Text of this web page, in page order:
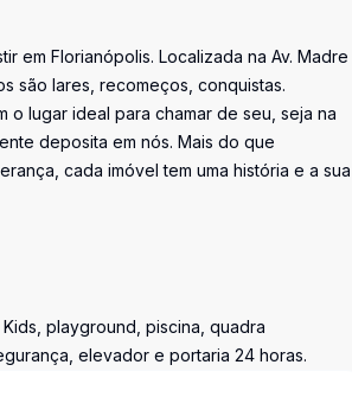
em Florianópolis. Localizada na Av. Madre
são lares, recomeços, conquistas.
o lugar ideal para chamar de seu, seja na
deposita em nós. Mais do que
cada imóvel tem uma história e a sua
playground, piscina, quadra
elevador e portaria 24 horas.